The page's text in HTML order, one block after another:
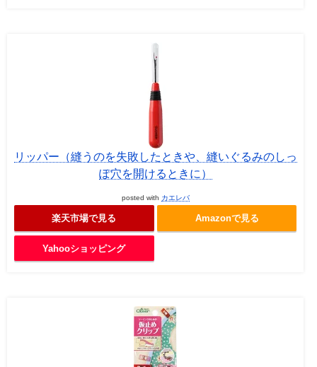
リッパー（縫うのを失敗したときや、縫いぐるみのしっ
ぽ穴を開けるときに）
posted with カエレバ
楽天市場で見る Amazonで見る
Yahooショッピング